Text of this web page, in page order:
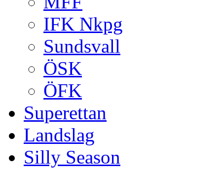
IFK Nkpg
Sundsvall
ÖSK
ÖFK
Superettan
Landslag
Silly Season